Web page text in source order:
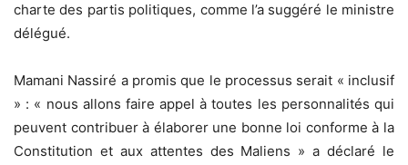
charte des partis politiques, comme l’a suggéré le ministre
délégué.
Mamani Nassiré a promis que le processus serait « inclusif
» : « nous allons faire appel à toutes les personnalités qui
peuvent contribuer à élaborer une bonne loi conforme à la
Constitution et aux attentes des Maliens » a déclaré le